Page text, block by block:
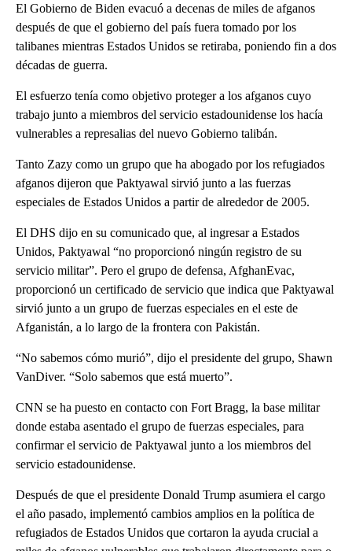
El Gobierno de Biden evacuó a decenas de miles de afganos
después de que el gobierno del país fuera tomado por los
talibanes mientras Estados Unidos se retiraba, poniendo fin a dos
décadas de guerra.
El esfuerzo tenía como objetivo proteger a los afganos cuyo
trabajo junto a miembros del servicio estadounidense los hacía
vulnerables a represalias del nuevo Gobierno talibán.
Tanto Zazy como un grupo que ha abogado por los refugiados
afganos dijeron que Paktyawal sirvió junto a las fuerzas
especiales de Estados Unidos a partir de alrededor de 2005.
El DHS dijo en su comunicado que, al ingresar a Estados
Unidos, Paktyawal “no proporcionó ningún registro de su
servicio militar”. Pero el grupo de defensa, AfghanEvac,
proporcionó un certificado de servicio que indica que Paktyawal
sirvió junto a un grupo de fuerzas especiales en el este de
Afganistán, a lo largo de la frontera con Pakistán.
“No sabemos cómo murió”, dijo el presidente del grupo, Shawn
VanDiver. “Solo sabemos que está muerto”.
CNN se ha puesto en contacto con Fort Bragg, la base militar
donde estaba asentado el grupo de fuerzas especiales, para
confirmar el servicio de Paktyawal junto a los miembros del
servicio estadounidense.
Después de que el presidente Donald Trump asumiera el cargo
el año pasado, implementó cambios amplios en la política de
refugiados de Estados Unidos que cortaron la ayuda crucial a